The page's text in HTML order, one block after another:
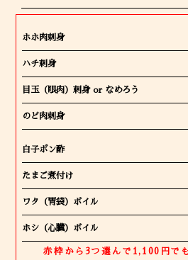
ホホ肉刺身
ハチ刺身
目玉（眼肉）刺身 or なめろう
のど肉刺身
白子ポン酢
たまご煮付け
ワタ（胃袋）ボイル
ホシ（心臓）ボイル
赤枠から3つ選んで1,100円で